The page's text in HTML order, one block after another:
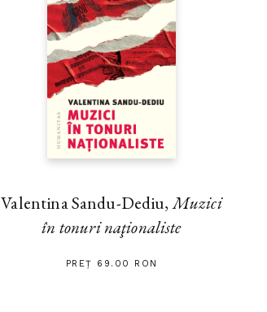
Valentina Sandu-Dediu,Muzici
în tonuri naţionaliste
PREȚ 69.00 RON